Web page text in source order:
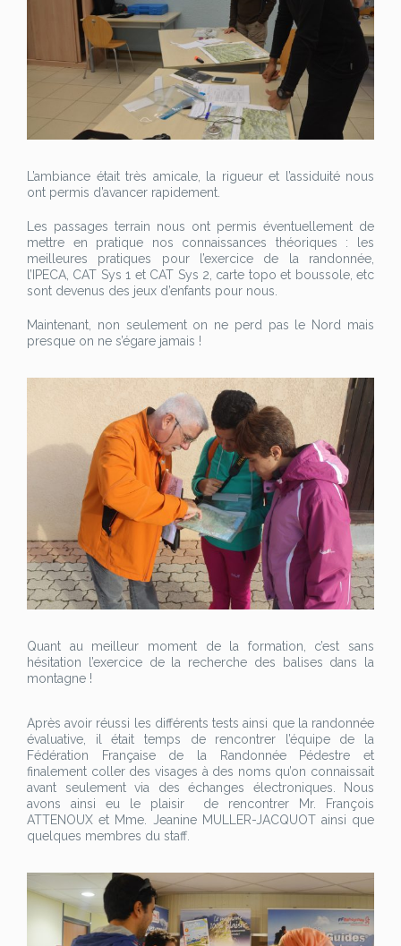
L’ambiance était très amicale, la rigueur et l’assiduité nous
ont permis d’avancer rapidement.
Les passages terrain nous ont permis éventuellement de
mettre en pratique nos connaissances théoriques : les
meilleures pratiques pour l’exercice de la randonnée,
l’IPECA, CAT Sys 1 et CAT Sys 2, carte topo et boussole, etc
sont devenus des jeux d’enfants pour nous.
Maintenant, non seulement on ne perd pas le Nord mais
presque on ne s’égare jamais !
Quant au meilleur moment de la formation, c’est sans
hésitation l’exercice de la recherche des balises dans la
montagne !
Après avoir réussi les différents tests ainsi que la randonnée
évaluative, il était temps de rencontrer l’équipe de la
Fédération Française de la Randonnée Pédestre et
finalement coller des visages à des noms qu’on connaissait
avant seulement via des échanges électroniques. Nous
avons ainsi eu le plaisir de rencontrer Mr. François
ATTENOUX et Mme. Jeanine MULLER-JACQUOT ainsi que
quelques membres du staff.